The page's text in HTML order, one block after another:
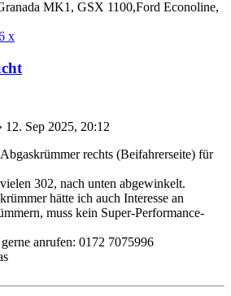
MK1, GSX 1100,Ford Econoline,
x
12. Sep 2025, 20:12
rechts (Beifahrerseite) für
302, nach unten abgewinkelt.
hätte ich auch Interesse an
muss kein Super-Performance-
anrufen: 0172 7075996